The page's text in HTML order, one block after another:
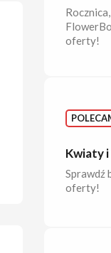
oferty!
Kwiaty
Sprawdź
oferty!